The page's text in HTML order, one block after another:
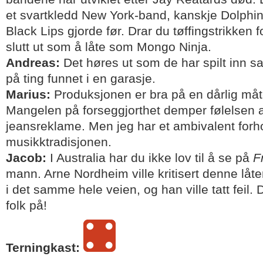
et svartkledd New York-band, kanskje
Black Lips gjorde før. Drar du tøffingstrikken
slutt ut som å låte som Mongo Ninja.
Andreas: Det høres ut som de har spilt inn
på ting funnet i en garasje.
Marius: Produksjonen er bra på en dårlig
Mangelen på forseggjorthet demper følelsen
jeansreklame. Men jeg har et ambivalent
musikktradisjonen.
Jacob: I Australia har du ikke lov til å se på
mann. Arne Nordheim ville kritisert denne
i det samme hele veien, og han ville tatt feil.
folk på!
Terningkast: